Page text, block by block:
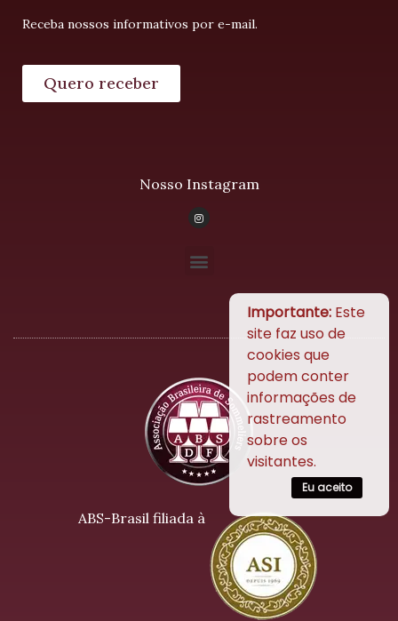
Receba nossos informativos por e-mail.
Quero receber
Nosso Instagram
ABS-Brasil filiada à
Importante: Este
site faz uso de
cookies que
podem conter
informações de
rastreamento
sobre os
visitantes.
Eu aceito